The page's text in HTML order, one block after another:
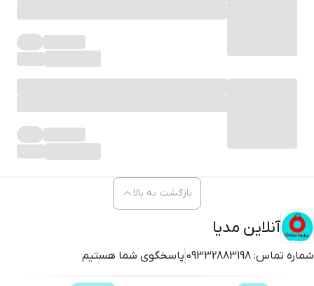
آنلاین مدیا
شماره تماس: 09332883198 پاسخگوی شما هستیم
بازگشت به بالا